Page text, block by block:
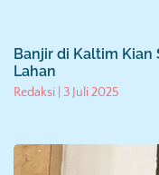
Banjir di Kaltim Kian
Lahan
Redaksi 3 Juli 2025